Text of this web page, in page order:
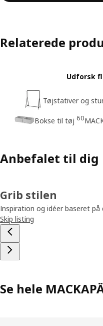
Relaterede
Udforsk
Tøjstativer og
Bokse til tøj 60
Anbefalet til dig
Grib stilen
Inspiration og idéer baseret
Skip listing
Se hele